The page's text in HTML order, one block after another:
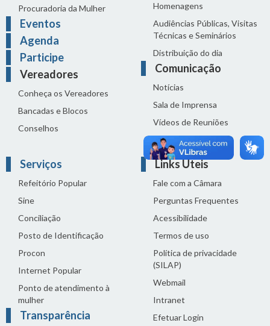
Procuradoria da Mulher
Eventos
Agenda
Participe
Vereadores
Conheça os Vereadores
Bancadas e Blocos
Conselhos
Homenagens
Audiências Públicas, Visitas
Técnicas e Seminários
Distribuição do dia
Comunicação
Notícias
Sala de Imprensa
Vídeos de Reuniões
Solenidades
Serviços
Refeitório Popular
Sine
Conciliação
Posto de Identificação
Procon
Internet Popular
Ponto de atendimento à
mulher
Transparência
Links Úteis
Fale com a Câmara
Perguntas Frequentes
Acessibilidade
Termos de uso
Política de privacidade
(SILAP)
Webmail
Intranet
Efetuar Login